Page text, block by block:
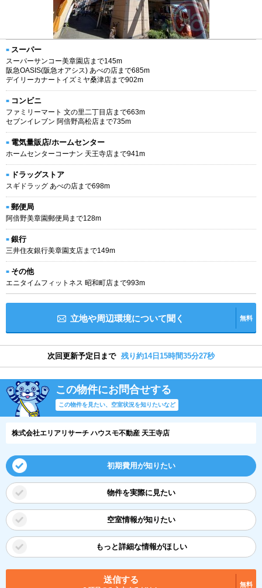
スーパー
スーパーサンコー美章園店まで145m
阪急OASIS(阪急オアシス) あべの店まで685m
デイリーカナートイズミヤ桑津店まで902m
コンビニ
ファミリーマート 文の里二丁目店まで663m
セブンイレブン 阿倍野高松店まで735m
電気量販店/ホームセンター
ホームセンターコーナン 天王寺店まで941m
ドラッグストア
スギドラッグ あべの店まで698m
郵便局
阿倍野美章園郵便局まで128m
銀行
三井住友銀行美章園支店まで149m
その他
エニタイムフィットネス 昭和町店まで993m
立地や周辺環境について聞く 無料
次回更新予定日まで 残り約14日15時間35分26秒
この物件にお問合せする
この物件を見たい、空室状況を知りたいなど
株式会社エリアリサーチ ハウスモ不動産 天王寺店
初期費用が知りたい
物件を実際に見たい
空室情報が知りたい
もっと詳細な情報がほしい
送信する
無料